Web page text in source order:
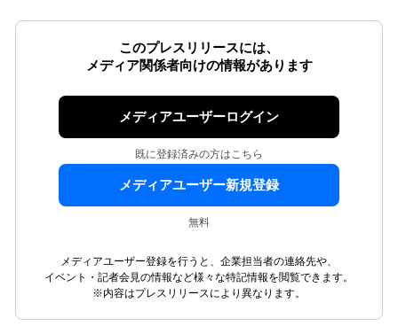
このプレスリリースには、
メディア関係者向けの情報があります
メディアユーザーログイン
既に登録済みの方はこちら
メディアユーザー新規登録
無料
メディアユーザー登録を行うと、企業担当者の連絡先や、
イベント・記者会見の情報など様々な特記情報を閲覧できます。
※内容はプレスリリースにより異なります。